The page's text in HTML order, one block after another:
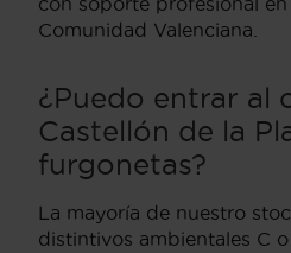
Comunidad Valenciana.
¿Puedo entrar al
Castellón de la
furgonetas?
La mayoría de nuestro
distintivos ambientales C